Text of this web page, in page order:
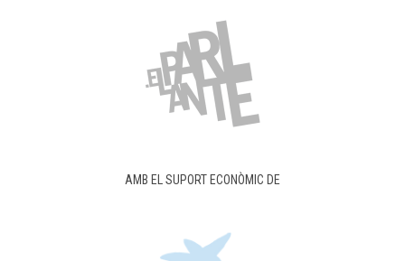
AMB EL SUPORT ECONÒMIC DE